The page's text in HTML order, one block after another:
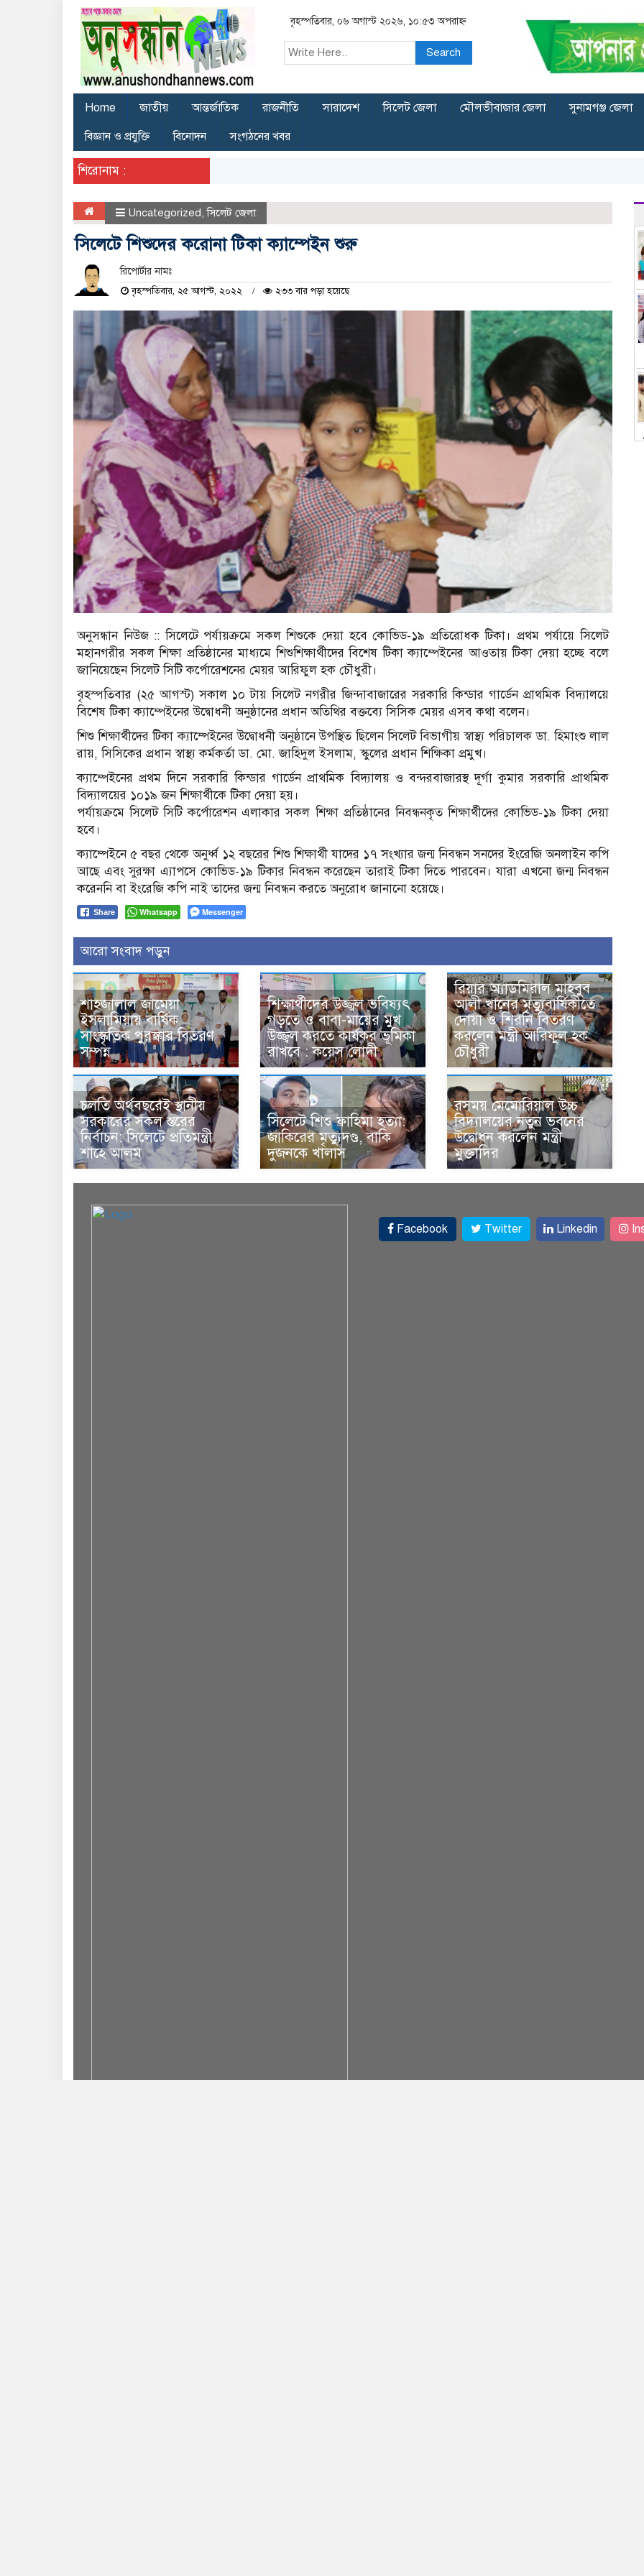
বৃহস্পতিবার, ০৬ অগাস্ট ২০২৬, ১০:৫৩ অপরাহ্ন
Search
Home জাতীয় আন্তর্জাতিক রাজনীতি সারাদেশ সিলেট জেলা মৌলভীবাজার জেলা সুনামগঞ্জ জেলা
বিজ্ঞান ও প্রযুক্তি
বিনোদন সংগঠনের খবর
শিরোনাম :
Uncategorized,সিলেট জেলা
সিলেটে শিশুদের করোনা টিকা ক্যাম্পেইন শুরু
রিপোর্টার নামঃ
বৃহস্পতিবার, ২৫ আগস্ট, ২০২২ ২৩৩ বার পড়া হয়েছে
অনুসন্ধান নিউজ :: সিলেটে পর্যায়ক্রমে সকল শিশুকে দেয়া হবে কোভিড-১৯ প্রতিরোধক টিকা। প্রথম পর্যায়ে সিলেট
মহানগরীর সকল শিক্ষা প্রতিষ্ঠানের মাধ্যমে শিশুশিক্ষার্থীদের বিশেষ টিকা ক্যাম্পেইনের আওতায় টিকা দেয়া হচ্ছে বলে
জানিয়েছেন সিলেট সিটি কর্পোরেশনের মেয়র আরিফুল হক চৌধুরী।
বৃহস্পতিবার (২৫ আগস্ট) সকাল ১০ টায় সিলেট নগরীর জিন্দাবাজারের সরকারি কিন্ডার গার্ডেন প্রাথমিক বিদ্যালয়ে
বিশেষ টিকা ক্যাম্পেইনের উদ্বোধনী অনুষ্ঠানের প্রধান অতিথির বক্তব্যে সিসিক মেয়র এসব কথা বলেন।
শিশু শিক্ষার্থীদের টিকা ক্যাম্পেইনের উদ্বোধনী অনুষ্ঠানে উপস্থিত ছিলেন সিলেট বিভাগীয় স্বাস্থ্য পরিচালক ডা. হিমাংশু লাল
রায়, সিসিকের প্রধান স্বাস্থ্য কর্মকর্তা ডা. মো. জাহিদুল ইসলাম, স্কুলের প্রধান শিক্ষিকা প্রমুখ।
ক্যাম্পেইনের প্রথম দিনে সরকারি কিন্ডার গার্ডেন প্রাথমিক বিদ্যালয় ও বন্দরবাজারস্থ দূর্গা কুমার সরকারি প্রাথমিক
বিদ্যালয়ের ১০১৯ জন শিক্ষার্থীকে টিকা দেয়া হয়।
পর্যায়ক্রমে সিলেট সিটি কর্পোরেশন এলাকার সকল শিক্ষা প্রতিষ্ঠানের নিবন্ধনকৃত শিক্ষার্থীদের কোভিড-১৯ টিকা দেয়া
হবে।
ক্যাম্পেইনে ৫ বছর থেকে অনুর্ধ্ব ১২ বছরের শিশু শিক্ষার্থী যাদের ১৭ সংখ্যার জন্ম নিবন্ধন সনদের ইংরেজি অনলাইন কপি
আছে এবং সুরক্ষা এ্যাপসে কোভিড-১৯ টিকার নিবন্ধন করেছেন তারাই টিকা দিতে পারবেন। যারা এখনো জন্ম নিবন্ধন
করেননি বা ইংরেজি কপি নাই তাদের জন্ম নিবন্ধন করতে অনুরোধ জানানো হয়েছে।
Share Whatsapp Messenger
আরো সংবাদ পড়ুন
শাহজালাল জামেয়া
ইসলামিয়ায় বার্ষিক
সাংস্কৃতিক পুরস্কার বিতরণ
সম্পন্ন
শিক্ষার্থীদের উজ্জ্বল ভবিষ্যৎ
গড়তে ও বাবা-মায়ের মুখ
উজ্জ্বল করতে কার্যকর ভূমিকা
রাখবে : কয়েস লোদী
রিয়ার অ্যাডমিরাল মাহবুব
আলী খানের মৃত্যুবার্ষিকীতে
দোয়া ও শিরনি বিতরণ
করলেন মন্ত্রী আরিফুল হক
চৌধুরী
চলতি অর্থবছরেই স্থানীয়
সরকারের সকল স্তরের
নির্বাচন: সিলেটে প্রতিমন্ত্রী
শাহে আলম
সিলেটে শিশু ফাহিমা হত্যা:
জাকিরের মৃত্যুদণ্ড, বাকি
দুজনকে খালাস
রসময় মেমোরিয়াল উচ্চ
বিদ্যালয়ের নতুন ভবনের
উদ্বোধন করলেন মন্ত্রী
মুক্তাদির
Facebook Twitter Linkedin